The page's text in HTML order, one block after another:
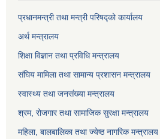
प्रधानमन्त्री तथा मन्त्री परिषद्को कार्यालय
अर्थ मन्त्रालय
शिक्षा विज्ञान तथा प्रविधि मन्त्रालय
संघिय मामिला तथा सामान्य प्रशासन मन्त्रालय
स्वास्थ्य तथा जनसंख्या मन्त्रालय
श्रम, रोजगार तथा सामाजिक सुरक्षा मन्त्रालय
महिला, बालबालिका तथा ज्येष्ठ नागरिक मन्त्रालय